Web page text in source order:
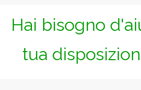
Hai bisogno
tua